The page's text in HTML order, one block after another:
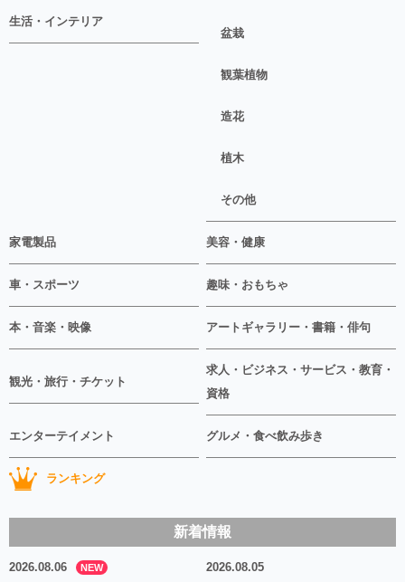
生活・インテリア
盆栽
観葉植物
造花
植木
その他
家電製品 美容・健康
車・スポーツ 趣味・おもちゃ
本・音楽・映像 アートギャラリー・書籍・俳句
観光・旅行・チケット
求人・ビジネス・サービス・教育・
資格
エンターテイメント グルメ・食べ飲み歩き
ランキング
新着情報
2026.08.06 NEW
2026.08.05